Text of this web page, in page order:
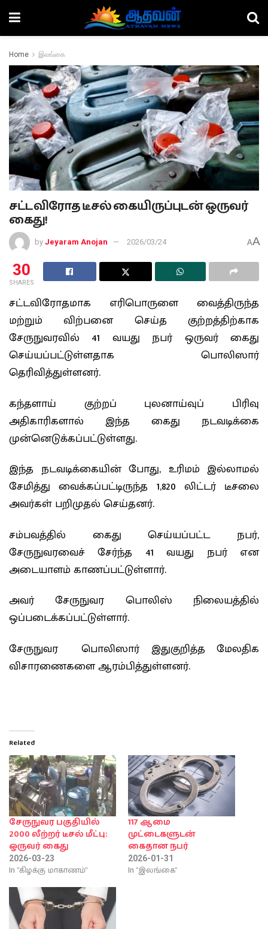
Home இலங்கை
சட்டவிரோத டீசல் கையிருப்புடன் ஒருவர்
கைது!
by Jeyaram Anojan 2026/03/24 AA
30
SHARES
சட்டவிரோதமாக எரிபொருளை வைத்திருந்த
மற்றும் விற்பனை செய்த குற்றத்திற்காக
சேருநுவரவில் 41 வயது நபர் ஒருவர் கைது
செய்யப்பட்டுள்ளதாக பொலிஸார்
தெரிவித்துள்ளனர்.
கந்தளாய் குற்றப் புலனாய்வுப் பிரிவு
அதிகாரிகளால் இந்த கைது நடவடிக்கை
முன்னெடுக்கப்பட்டுள்ளது.
இந்த நடவடிக்கையின் போது, ​​உரிமம் இல்லாமல்
சேமித்து வைக்கப்பட்டிருந்த 1,820 லிட்டர் டீசலை
அவர்கள் பறிமுதல் செய்தனர்.
சம்பவத்தில் கைது செய்யப்பட்ட நபர்,
சேருநுவரவைச் சேர்ந்த 41 வயது நபர் என
அடையாளம் காணப்பட்டுள்ளார்.
அவர் சேருநுவர பொலிஸ் நிலையத்தில்
ஒப்படைக்கப்பட்டுள்ளார்.
சேருநுவர பொலிஸார் இதுகுறித்த மேலதிக
விசாரணைகளை ஆரம்பித்துள்ளனர்.
Related
சேருநுவர பகுதியில்
2000 லீற்றர் டீசல் மீட்பு:
ஒருவர் கைது
2026-03-23
In "கிழக்கு மாகாணம்"
117 ஆமை
முட்டைகளுடன்
கைதான நபர்
2026-01-31
In "இலங்கை"